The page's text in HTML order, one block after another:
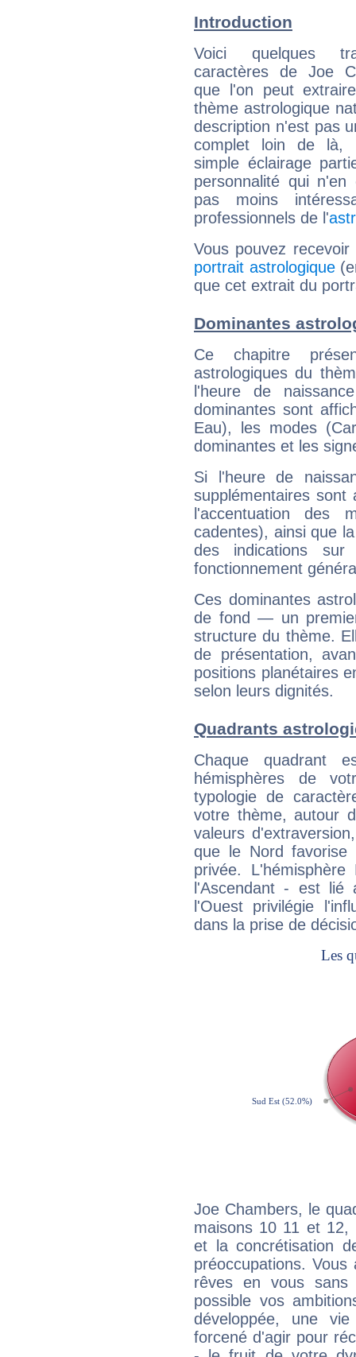
Introduction
Voici quelques
caractères de Joe
que l'on peut
thème astrologique
description n'est pas
complet loin de là,
simple éclairage
personnalité qui n'en
pas moins
professionnels de l'
Vous pouvez
portrait astrologique
que cet extrait du
Dominantes
Ce chapitre
astrologiques du
l'heure de
dominantes sont
Eau), les modes
dominantes et les
Si l'heure de
supplémentaires sont
l'accentuation des
cadentes), ainsi que
des indications sur
fonctionnement
Ces dominantes
de fond — un
structure du thème.
de présentation,
positions planétaires
selon leurs dignités.
Quadrants
Chaque quadrant
hémisphères de
typologie de
votre thème, autour
valeurs
que le Nord favorise
privée.
l'Ascendant - est
l'Ouest privilégie
dans la prise de
Joe Chambers, le
maisons 10 11 et 12,
et la concrétisation
préoccupations.
rêves en vous sans
possible vos
développée, une
forcené d'agir pour